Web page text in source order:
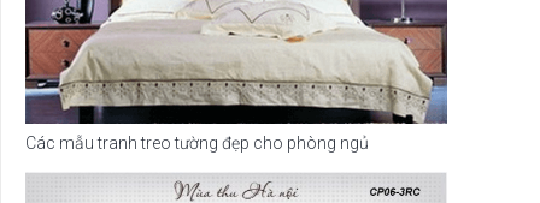
Các mẫu tranh treo tường đẹp cho phòng ngủ